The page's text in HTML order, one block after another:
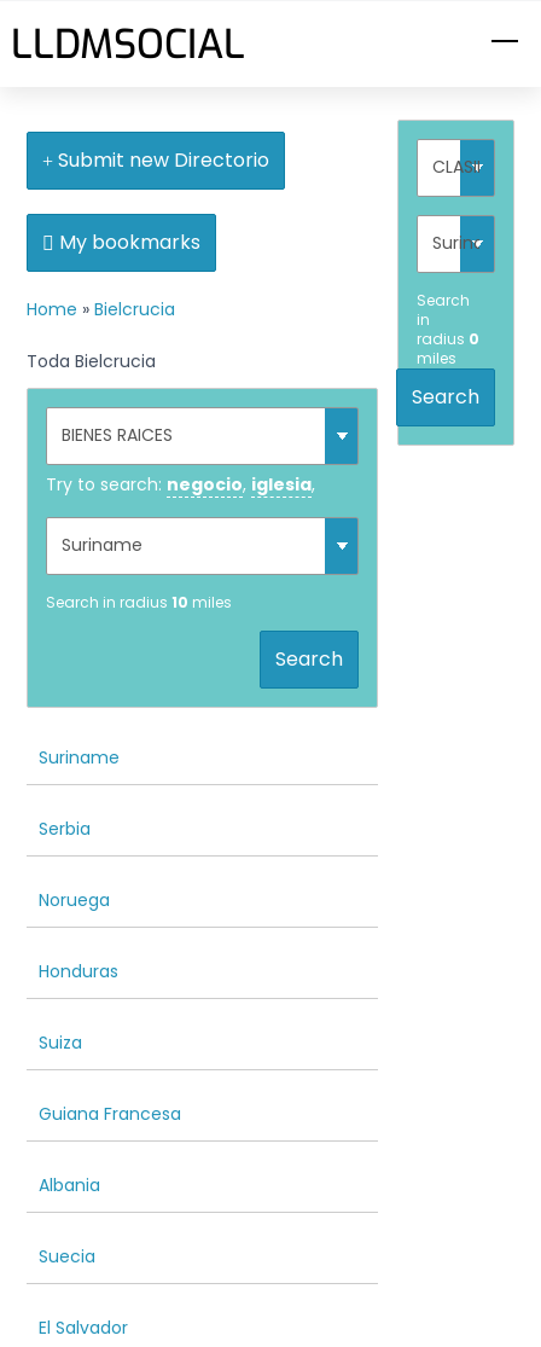
toLLDMSOCIAL
Submit new Directorio
My bookmarks
Home »Bielcrucia
Toda Bielcrucia
Try to search: negocio, iglesia,
Search in radius10 miles
Search
Suriname
Serbia
Noruega
Honduras
Suiza
Guiana Francesa
Albania
Suecia
El Salvador
Search
in
radius 0
miles
Search